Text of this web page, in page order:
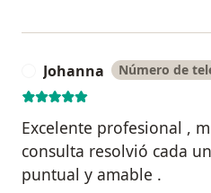
Johanna Número de
Excelente profesional ,
consulta resolvió cada
puntual y amable .